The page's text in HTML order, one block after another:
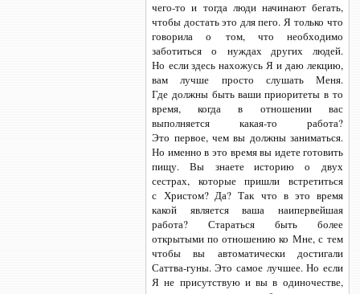
чего-то и тогда люди начинают бегать,
чтобы достать это для пего. Я только что
говорила о том, что необходимо
заботиться о нуждах других людей.
Но если здесь нахожусь Я и даю лекцию,
вам лучше просто слушать Меня.
Где должны быть ваши приоритеты в то
время, когда в отношении вас
выполняется какая-то работа?
Это первое, чем вы должны заниматься.
Но именно в это время вы идете готовить
пищу. Вы знаете историю о двух
сестрах, которые пришли встретиться
с Христом? Да? Так что в это время
какой является ваша наипервейшая
работа? Стараться быть более
открытыми по отношению ко Мне, с тем
чтобы вы автоматически достигали
Саттва-гуны. Это самое лучшее. Но если
Я не присутствую и вы в одиночестве,